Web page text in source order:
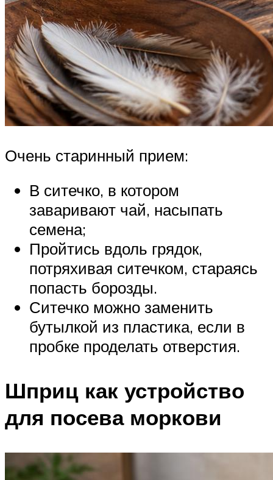
Очень старинный прием:
В ситечко, в котором
заваривают чай, насыпать
семена;
Пройтись вдоль грядок,
потряхивая ситечком, стараясь
попасть борозды.
Ситечко можно заменить
бутылкой из пластика, если в
пробке проделать отверстия.
Шприц как устройство
для посева моркови